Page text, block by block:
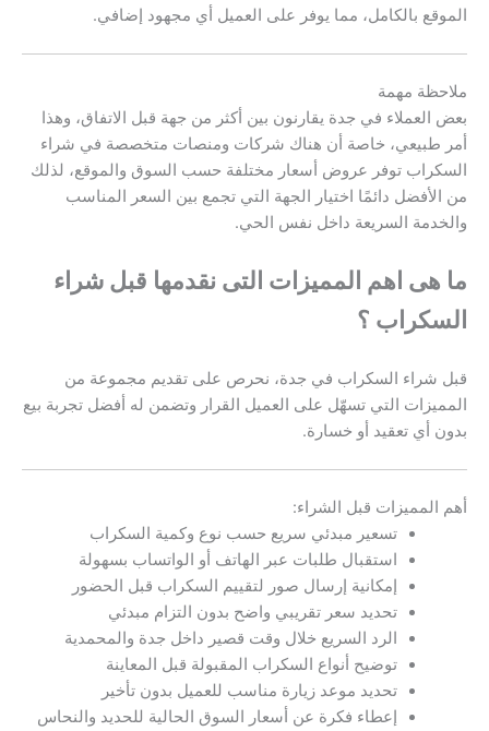
الموقع بالكامل، مما يوفر على العميل أي مجهود إضافي.
ملاحظة مهمة
بعض العملاء في جدة يقارنون بين أكثر من جهة قبل الاتفاق، وهذا
أمر طبيعي، خاصة أن هناك شركات ومنصات متخصصة في شراء
السكراب توفر عروض أسعار مختلفة حسب السوق والموقع، لذلك
من الأفضل دائمًا اختيار الجهة التي تجمع بين السعر المناسب
والخدمة السريعة داخل نفس الحي.
ما هى اهم المميزات التى نقدمها قبل شراء
السكراب ؟
قبل شراء السكراب في جدة، نحرص على تقديم مجموعة من
المميزات التي تسهّل على العميل القرار وتضمن له أفضل تجربة بيع
بدون أي تعقيد أو خسارة.
أهم المميزات قبل الشراء:
تسعير مبدئي سريع حسب نوع وكمية السكراب
استقبال طلبات عبر الهاتف أو الواتساب بسهولة
إمكانية إرسال صور لتقييم السكراب قبل الحضور
تحديد سعر تقريبي واضح بدون التزام مبدئي
الرد السريع خلال وقت قصير داخل جدة والمحمدية
توضيح أنواع السكراب المقبولة قبل المعاينة
تحديد موعد زيارة مناسب للعميل بدون تأخير
إعطاء فكرة عن أسعار السوق الحالية للحديد والنحاس